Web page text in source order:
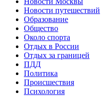
Новости путешествий
Образование
Общество
Около спорта
Отдых в России
Отдых за границей
ПДД
Политика
Происшествия
Психология